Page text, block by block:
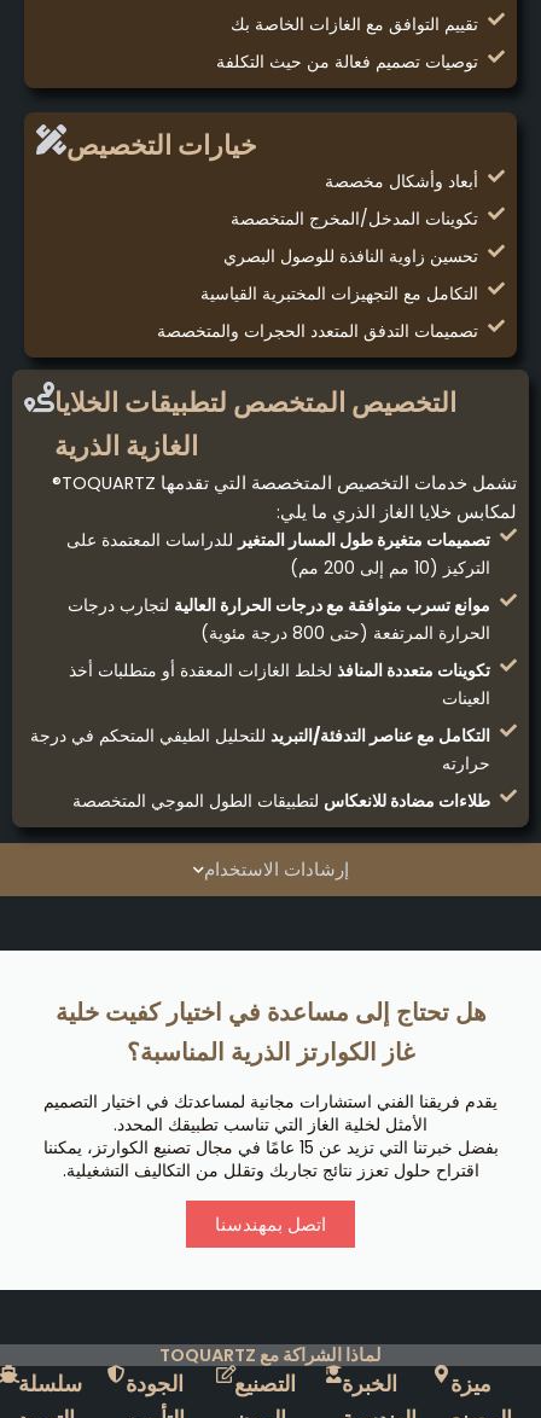
إرشادات الاستخدام
تقييم التوافق مع الغازات الخاصة بك
توصيات تصميم فعالة من حيث التكلفة
خيارات التخصيص
أبعاد وأشكال مخصصة
تكوينات المدخل/المخرج المتخصصة
تحسين زاوية النافذة للوصول البصري
التكامل مع التجهيزات المختبرية القياسية
تصميمات التدفق المتعدد الحجرات والمتخصصة
التخصيص المتخصص لتطبيقات الخلايا
الغازية الذرية
تشمل خدمات التخصيص المتخصصة التي تقدمها TOQUARTZ®
لمكابس خلايا الغاز الذري ما يلي:
تصميمات متغيرة طول المسار المتغير للدراسات المعتمدة على
التركيز (10 مم إلى 200 مم)
موانع تسرب متوافقة مع درجات الحرارة العالية لتجارب درجات
الحرارة المرتفعة (حتى 800 درجة مئوية)
تكوينات متعددة المنافذلخلط الغازات المعقدة أو متطلبات أخذ
العينات
التكامل مع عناصر التدفئة/التبريدللتحليل الطيفي المتحكم في درجة
حرارته
طلاءات مضادة للانعكاس لتطبيقات الطول الموجي المتخصصة
هل تحتاج إلى مساعدة في اختيار كفيت خلية
غاز الكوارتز الذرية المناسبة؟
يقدم فريقنا الفني استشارات مجانية لمساعدتك في اختيار التصميم
الأمثل لخلية الغاز التي تناسب تطبيقك المحدد.
بفضل خبرتنا التي تزيد عن 15 عامًا في مجال تصنيع الكوارتز، يمكننا
اقتراح حلول تعزز نتائج تجاربك وتقلل من التكاليف التشغيلية.
اتصل بمهندسنا
لماذا الشراكة مع TOQUARTZ
ميزة
الخبرة
التصنيع
الجودة
سلسلة